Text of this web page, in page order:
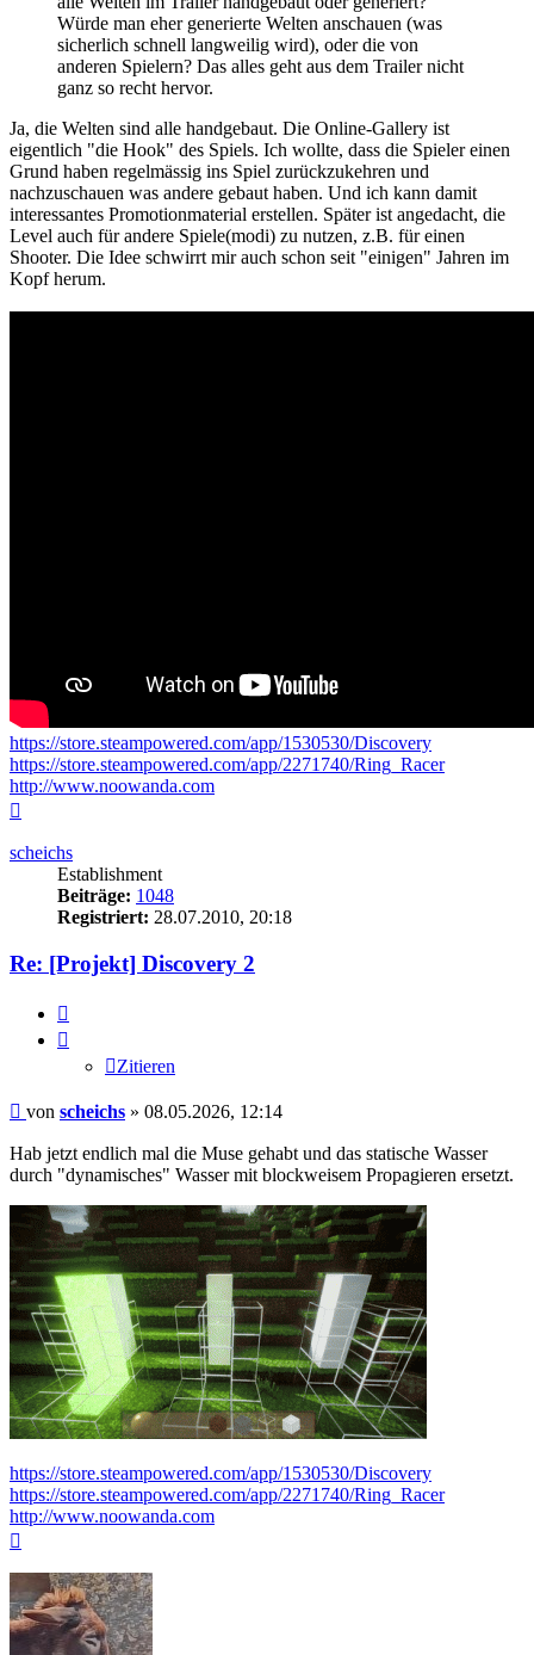
Würde man eher generierte Welten anschauen (was
sicherlich schnell langweilig wird), oder die von
anderen Spielern? Das alles geht aus dem Trailer nicht
ganz so recht hervor.
Ja, die Welten sind alle handgebaut. Die Online-Gallery ist
eigentlich "die Hook" des Spiels. Ich wollte, dass die Spieler einen
Grund haben regelmässig ins Spiel zurückzukehren und
nachzuschauen was andere gebaut haben. Und ich kann damit
interessantes Promotionmaterial erstellen. Später ist angedacht, die
Level auch für andere Spiele(modi) zu nutzen, z.B. für einen
Shooter. Die Idee schwirrt mir auch schon seit "einigen" Jahren im
Kopf herum.
https://store.steampowered.com/app/1530530/Discovery
https://store.steampowered.com/app/2271740/Ring_Racer
http://www.noowanda.com
scheichs
Establishment
Beiträge: 1048
Registriert: 28.07.2010, 20:18
Re: [Projekt] Discovery 2
Zitieren
Beitrag
von scheichs » 08.05.2026, 12:14
Hab jetzt endlich mal die Muse gehabt und das statische Wasser
durch "dynamisches" Wasser mit blockweisem Propagieren ersetzt.
https://store.steampowered.com/app/1530530/Discovery
https://store.steampowered.com/app/2271740/Ring_Racer
http://www.noowanda.com